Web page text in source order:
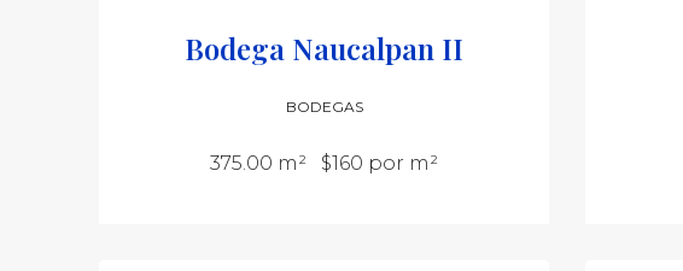
Bodega Naucalpan II
BODEGAS
375.00 m² $160 por m²